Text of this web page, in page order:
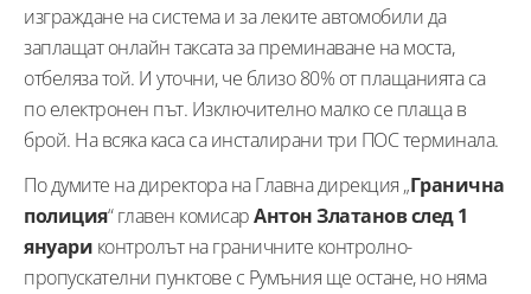
изграждане на система и за леките автомобили да
заплащат онлайн таксата за преминаване на моста,
отбеляза той. И уточни, че близо 80% от плащанията са
по електронен път. Изключително малко се плаща в
брой. На всяка каса са инсталирани три ПОС терминала.
По думите на директора на Главна дирекция „Гранична
полиция“ главен комисарАнтон Златанов след 1
януари контролът на граничните контролно-
пропускателни пунктове с Румъния ще остане, но няма